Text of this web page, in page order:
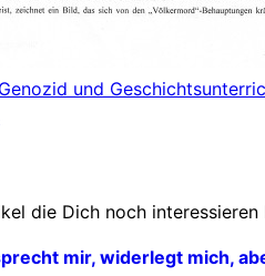
und
die Dich noch interessieren
mir, widerlegt mich,